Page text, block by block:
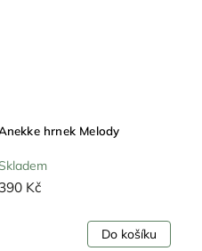
hrnek Melody
Skladem
390 Kč
Do košíku